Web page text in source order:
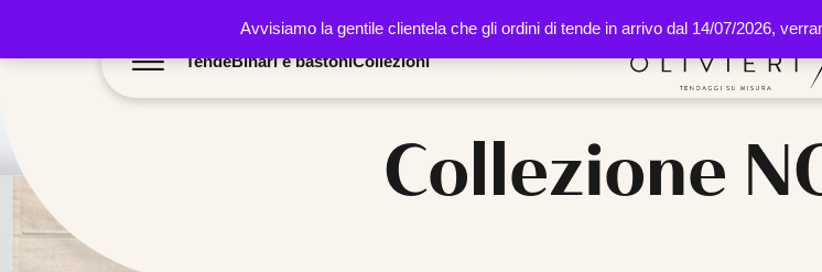
Avvisiamo la gentile clientela che gli ordini di tende in arrivo dal 14/07/2026,
TendeBinari e bastoniCollezioni
Collezione